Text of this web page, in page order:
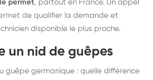
permet, partout en France. Un appel
de qualifier la demande et
disponible le plus proche.
un nid de guêpes
guêpe germanique : quelle différence